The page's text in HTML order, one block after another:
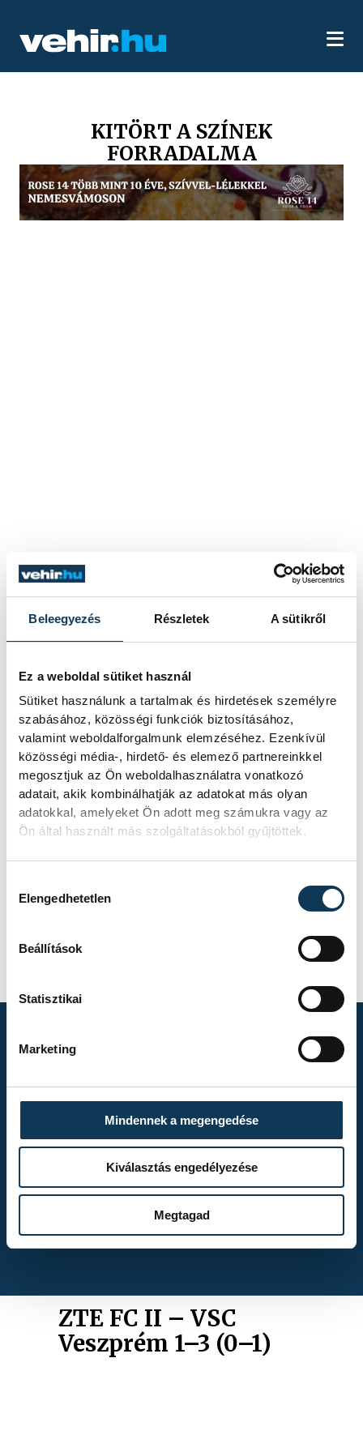
Beleegyezés Részletek A sütikről
Ez a weboldal sütiket használ
Sütiket használunk a tartalmak és hirdetések személyre
szabásához, közösségi funkciók biztosításához,
valamint weboldalforgalmunk elemzéséhez. Ezenkívül
közösségi média-, hirdető- és elemező partnereinkkel
megosztjuk az Ön weboldalhasználatra vonatkozó
adatait, akik kombinálhatják az adatokat más olyan
adatokkal, amelyeket Ön adott meg számukra vagy az
Ön által használt más szolgáltatásokból gyűjtöttek.
Elengedhetetlen
Beállítások
Statisztikai
Marketing
Mindennek a megengedése
Kiválasztás engedélyezése
Megtagad
KITÖRT A SZÍNEK
FORRADALMA
ALBUMOK
Kékszalag 2026.
ZTE FC II – VSC
Veszprém 1–3 (0–1)